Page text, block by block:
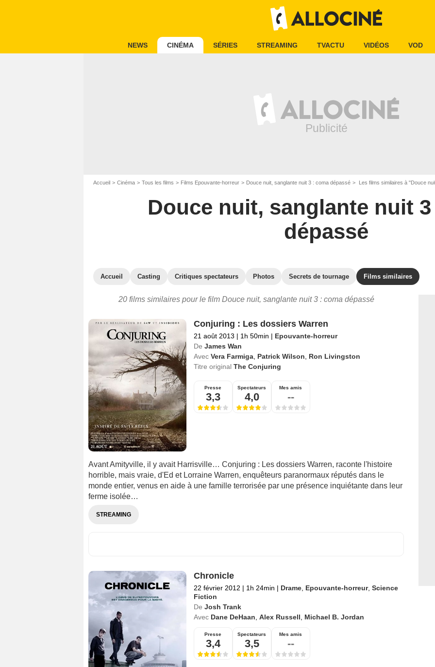
NEWS CINÉMA SÉRIES STREAMING TVACTU VIDÉOS VOD
Accueil Cinéma Tous les films Films Epouvante-horreur Douce nuit, sanglante nuit 3 : coma dépassé Les films similaires à "Douce
Douce nuit, sanglante nuit
dépassé
Accueil Casting Critiques spectateurs Photos Secrets de tournage Films similaires
20 films similaires pour le film Douce nuit, sanglante nuit 3 : coma dépassé
Conjuring : Les dossiers Warren
21 août 2013 | 1h 50min | Epouvante-horreur
De James Wan
Avec Vera Farmiga, Patrick Wilson
Ron Livingston
Titre original The Conjuring
Presse
3,3
Spectateurs
4,0
Mes amis
--
Avant Amityville, il y avait Harrisville… Conjuring : Les dossiers Warren, raconte l'histoire
horrible, mais vraie, d'Ed et Lorraine Warren, enquêteurs paranormaux réputés dans le
monde entier, venus en aide à une famille terrorisée par une présence inquiétante dans leur
ferme isolée…
STREAMING
Chronicle
22 février 2012 | 1h 24min | Drame, Epouvante-horreur, Science
Fiction
De Josh Trank
Avec Dane DeHaan Alex Russell Michael B. Jordan
Presse
3,4
Spectateurs
3,5
Mes amis
--